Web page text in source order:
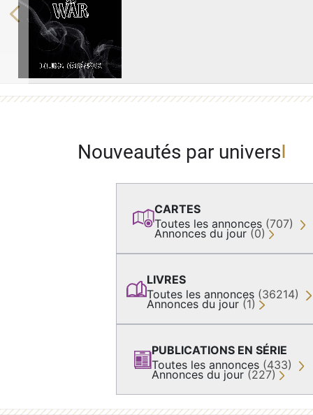
Previous
Nouveautés par univers
CARTES
Toutes les annonces (707)
Annonces du jour (0)
LIVRES
Toutes les annonces (36214)
Annonces du jour (1)
PUBLICATIONS EN SÉRIE
Toutes les annonces (433)
Annonces du jour (227)